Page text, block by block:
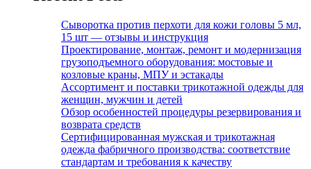
Сыворотка против перхоти для кожи головы 5 мл,
15 шт — отзывы и инструкция
Проектирование, монтаж, ремонт и модернизация
грузоподъемного оборудования: мостовые и
козловые краны, МПУ и эстакады
Ассортимент и поставки трикотажной одежды для
женщин, мужчин и детей
Обзор особенностей процедуры резервирования и
возврата средств
Сертифицированная мужская и трикотажная
одежда фабричного производства: соответствие
стандартам и требования к качеству